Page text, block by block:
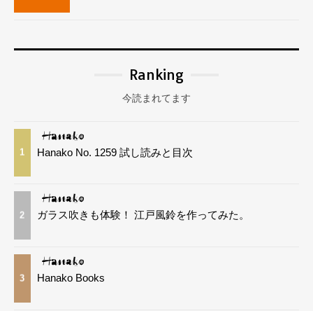
Ranking
今読まれてます
1 Hanako No. 1259 試し読みと目次
2 ガラス吹きも体験！ 江戸風鈴を作ってみた。
3 Hanako Books